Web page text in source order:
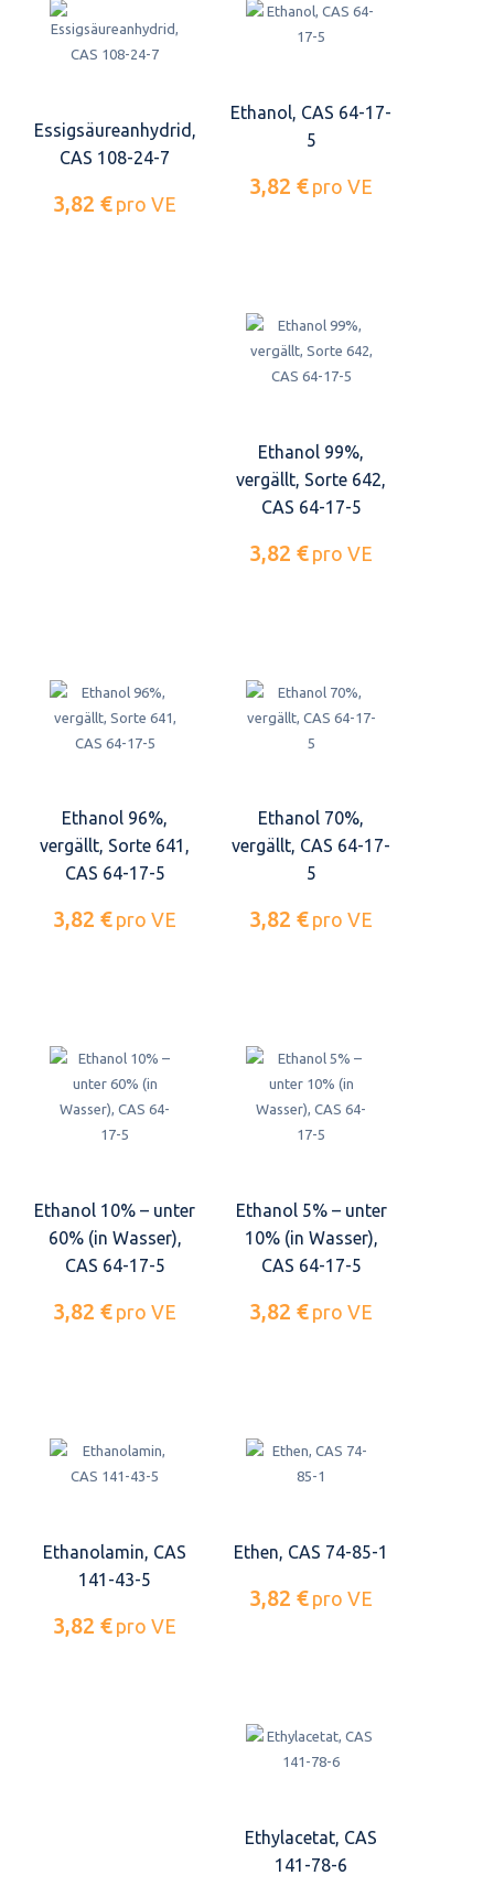
Essigsäureanhydrid,
CAS 108-24-7
3,82 € pro VE
Ethanol, CAS 64-17-
5
3,82 € pro VE
Ethanol 99%,
vergällt, Sorte 642,
CAS 64-17-5
3,82 € pro VE
Ethanol 96%,
vergällt, Sorte 641,
CAS 64-17-5
3,82 € pro VE
Ethanol 70%,
vergällt, CAS 64-17-
5
3,82 € pro VE
Ethanol 10% – unter
60% (in Wasser),
CAS 64-17-5
3,82 € pro VE
Ethanol 5% – unter
10% (in Wasser),
CAS 64-17-5
3,82 € pro VE
Ethanolamin, CAS
141-43-5
3,82 € pro VE
Ethen, CAS 74-85-1
3,82 € pro VE
Ethylacetat, CAS
141-78-6